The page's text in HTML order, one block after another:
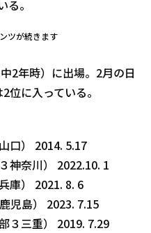
る。
ツが続きます
2年時）に出場。2月の日
位に入っている。
口） 2014. 5.17
神奈川） 2022.10. 1
庫） 2021. 8. 6
児島） 2023. 7.15
３三重） 2019. 7.29